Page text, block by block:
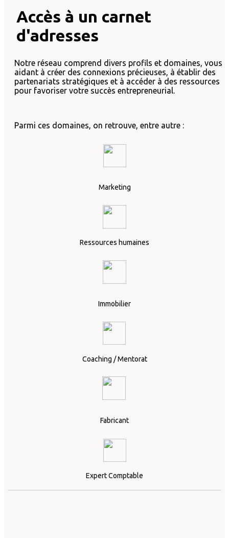
Accès à un carnet
d'adresses
Notre réseau comprend divers profils et domaines, vous
aidant à créer des connexions précieuses, à établir des
partenariats stratégiques et à accéder à des ressources
pour favoriser votre succès entrepreneurial.
Parmi ces domaines, on retrouve, entre autre :
Marketing
Ressources humaines
Immobilier
Coaching / Mentorat
Fabricant
Expert Comptable